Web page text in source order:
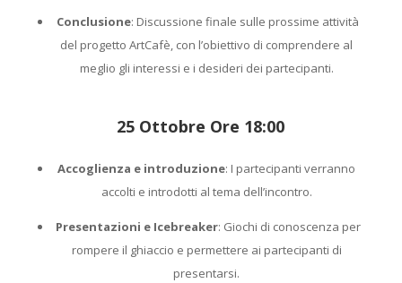
Conclusione: Discussione finale sulle prossime attività
del progetto ArtCafè, con l’obiettivo di comprendere al
meglio gli interessi e i desideri dei partecipanti.
25 Ottobre Ore 18:00
Accoglienza e introduzione: I partecipanti verranno
accolti e introdotti al tema dell’incontro.
Presentazioni e Icebreaker: Giochi di conoscenza per
rompere il ghiaccio e permettere ai partecipanti di
presentarsi.